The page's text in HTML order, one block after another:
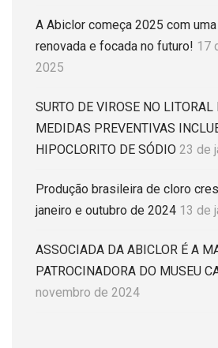
A Abiclor começa 2025 com
renovada e focada no futuro! 17
2025
SURTO DE VIROSE NO LITORAL
MEDIDAS PREVENTIVAS
HIPOCLORITO DE SÓDIO 23 de
Produção brasileira de cloro
janeiro e outubro de 2024 13 de
ASSOCIADA DA ABICLOR É A
PATROCINADORA DO MUSEU
novembro de 2024